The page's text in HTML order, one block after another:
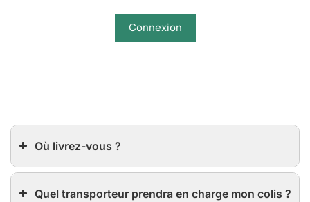
Connexion
Où livrez-vous ?
Quel transporteur prendra en charge mon colis ?